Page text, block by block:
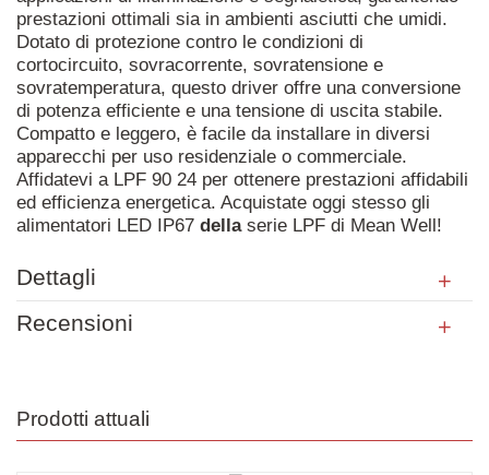
prestazioni ottimali sia in ambienti asciutti che umidi.
Dotato di protezione contro le condizioni di
cortocircuito, sovracorrente, sovratensione e
sovratemperatura, questo driver offre una conversione
di potenza efficiente e una tensione di uscita stabile.
Compatto e leggero, è facile da installare in diversi
apparecchi per uso residenziale o commerciale.
Affidatevi a LPF 90 24 per ottenere prestazioni affidabili
ed efficienza energetica. Acquistate oggi stesso gli
alimentatori LED IP67 dellaserie LPF di Mean Well!
Dettagli
Recensioni
Prodotti attuali